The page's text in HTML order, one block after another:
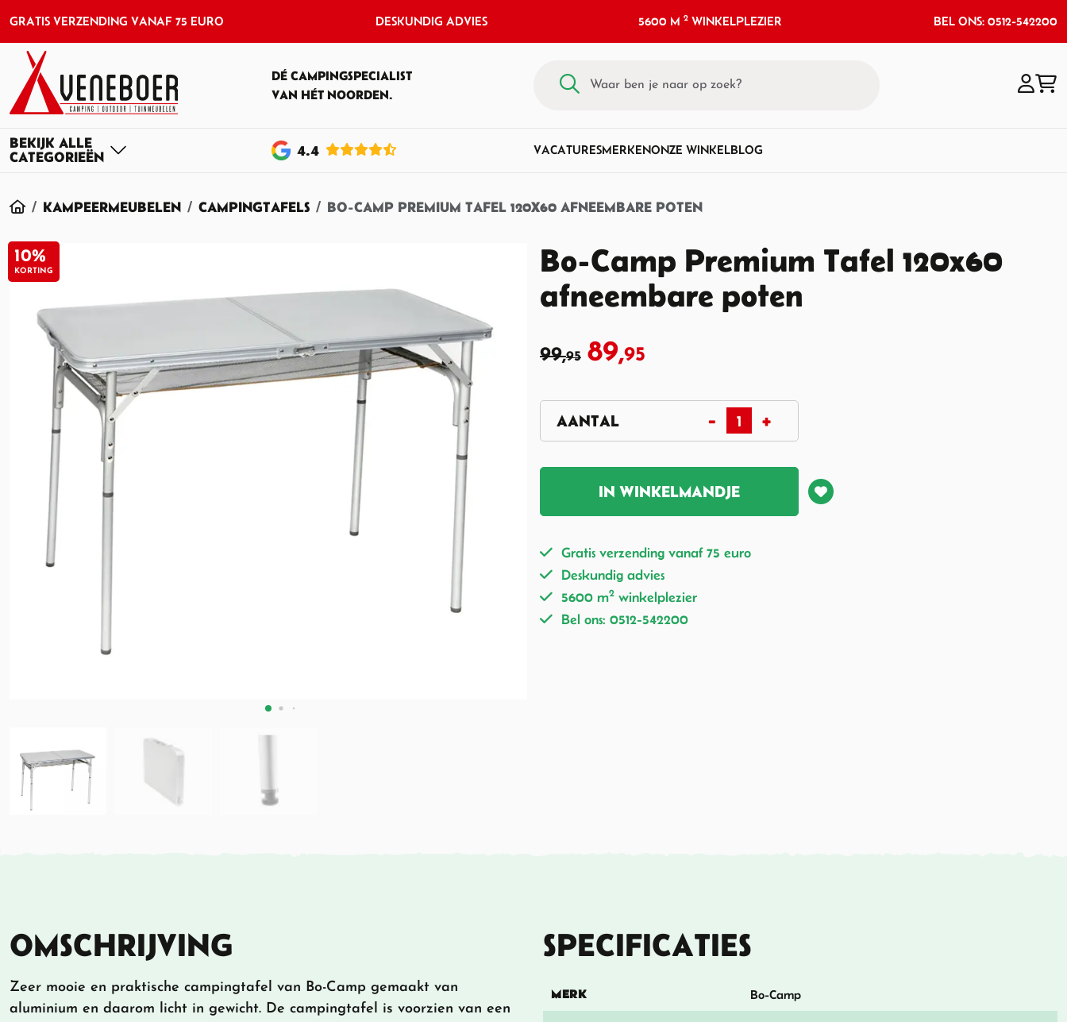
GRATIS VERZENDING VANAF 75 EURO DESKUNDIG ADVIES 5600 M2 WINKELPLEZIER BEL ONS: 0512-542200
DÉ CAMPINGSPECIALIST
VAN HÉT NOORDEN.
4.4 VACATURESMERKENONZE WINKELBLOG
HOMEKAMPEERMEUBELEN CAMPINGTAFELS BO-CAMP PREMIUM TAFEL 120X60 AFNEEMBARE POTEN
10%
KORTING
Bo-Camp Premium Tafel 120x60
afneembare poten
99,95 89,95
IN WINKELMANDJE
Gratis verzending vanaf 75 euro
Deskundig advies
5600 m2 winkelplezier
Bel ons: 0512-542200
OMSCHRIJVING
Zeer mooie en praktische campingtafel van Bo-Camp gemaakt van
aluminium en daarom licht in gewicht. De campingtafel is voorzien van een
SPECIFICATIES
MERK Bo-Camp